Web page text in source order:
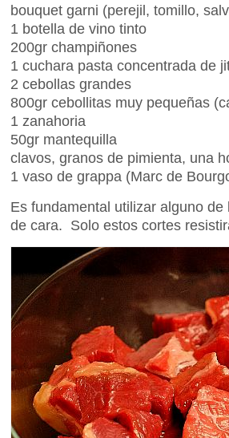
bouquet garni (perejil, tomillo,
1 botella de vino tinto
200gr champiñones
1 cuchara pasta concentrada de
2 cebollas grandes
800gr cebollitas muy pequeñas
1 zanahoria
50gr mantequilla
clavos, granos de pimienta, una
1 vaso de grappa (Marc de
Es fundamental utilizar alguno
de cara. Solo estos cortes